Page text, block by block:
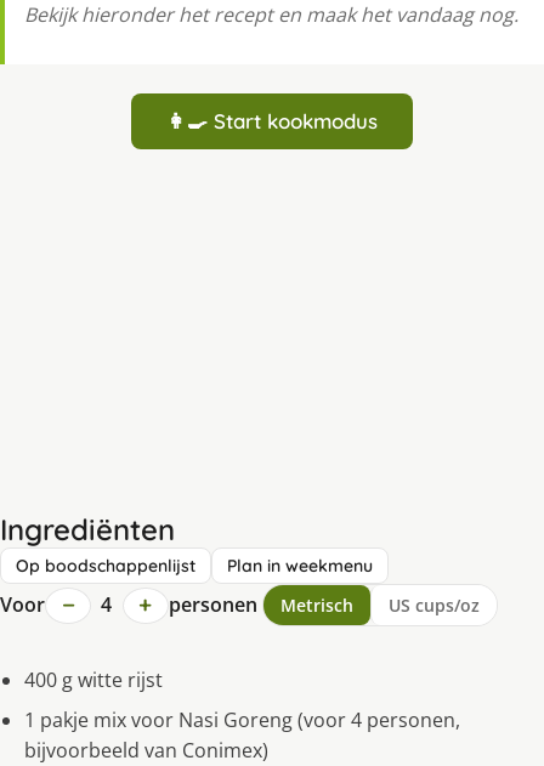
Bekijk hieronder het recept en maak het vandaag nog.
👩‍🍳 Start kookmodus
Ingrediënten
Op boodschappenlijst Plan in weekmenu
Voor − 4 + personen Metrisch US cups/oz
400 g witte rijst
1 pakje mix voor Nasi Goreng (voor 4 personen,
bijvoorbeeld van Conimex)